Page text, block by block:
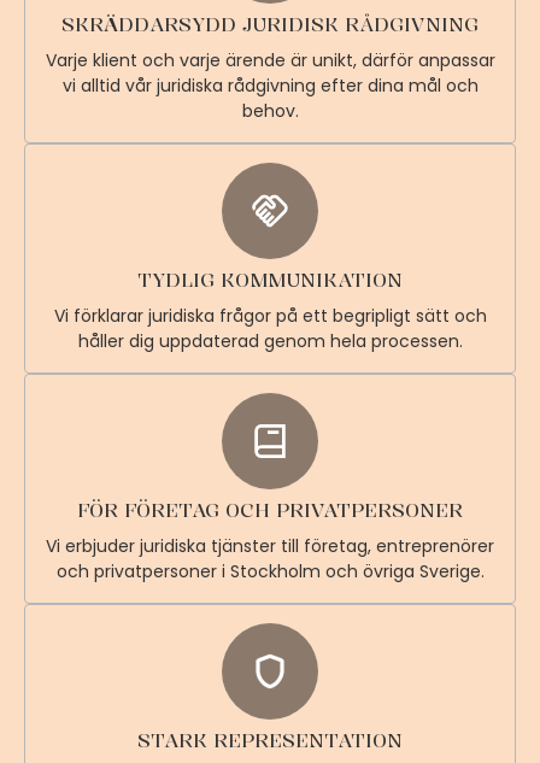
SKRÄDDARSYDD JURIDISK RÅDGIVNING
Varje klient och varje ärende är unikt, därför anpassar
vi alltid vår juridiska rådgivning efter dina mål och
behov.
TYDLIG KOMMUNIKATION
Vi förklarar juridiska frågor på ett begripligt sätt och
håller dig uppdaterad genom hela processen.
FÖR FÖRETAG OCH PRIVATPERSONER
Vi erbjuder juridiska tjänster till företag, entreprenörer
och privatpersoner i Stockholm och övriga Sverige.
STARK REPRESENTATION